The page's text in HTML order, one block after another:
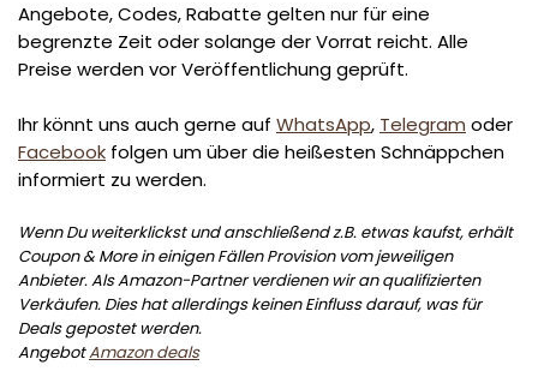
Angebote, Codes, Rabatte gelten nur für eine
begrenzte Zeit oder solange der Vorrat reicht. Alle
Preise werden vor Veröffentlichung geprüft.
Ihr könnt uns auch gerne auf WhatsApp, Telegram oder
Facebook folgen um über die heißesten Schnäppchen
informiert zu werden.
Wenn Du weiterklickst und anschließend z.B. etwas kaufst, erhält
Coupon & More in einigen Fällen Provision vom jeweiligen
Anbieter. Als Amazon-Partner verdienen wir an qualifizierten
Verkäufen. Dies hat allerdings keinen Einfluss darauf, was für
Deals gepostet werden.
AngebotAmazon deals